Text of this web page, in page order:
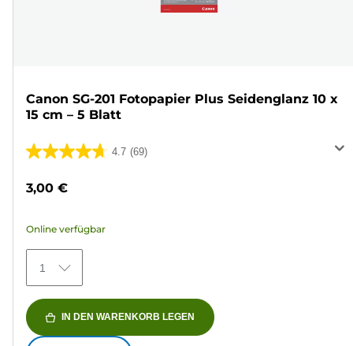
Canon SG-201 Fotopapier Plus Seidenglanz 10 x
15 cm – 5 Blatt
4.7 (69)
4.7
5
69
Bewertungen
3,00 €
Online verfügbar
1
IN DEN WARENKORB LEGEN